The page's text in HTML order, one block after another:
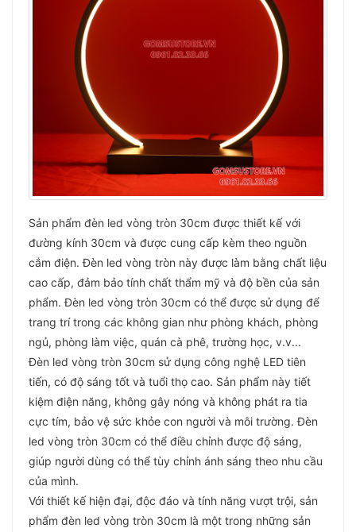
Sản phẩm đèn led vòng tròn 30cm được thiết kế với
đường kính 30cm và được cung cấp kèm theo nguồn
cắm điện. Đèn led vòng tròn này được làm bằng chất liệu
cao cấp, đảm bảo tính chất thẩm mỹ và độ bền của sản
phẩm. Đèn led vòng tròn 30cm có thể được sử dụng để
trang trí trong các không gian như phòng khách, phòng
ngủ, phòng làm việc, quán cà phê, trường học, v.v...
Đèn led vòng tròn 30cm sử dụng công nghệ LED tiên
tiến, có độ sáng tốt và tuổi thọ cao. Sản phẩm này tiết
kiệm điện năng, không gây nóng và không phát ra tia
cực tím, bảo vệ sức khỏe con người và môi trường. Đèn
led vòng tròn 30cm có thể điều chỉnh được độ sáng,
giúp người dùng có thể tùy chỉnh ánh sáng theo nhu cầu
của mình.
Với thiết kế hiện đại, độc đáo và tính năng vượt trội, sản
phẩm đèn led vòng tròn 30cm là một trong những sản